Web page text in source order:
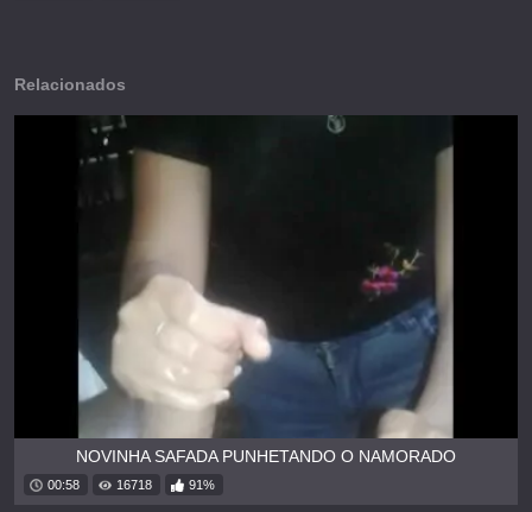
Relacionados
NOVINHA SAFADA PUNHETANDO O NAMORADO
00:58 16718 91%